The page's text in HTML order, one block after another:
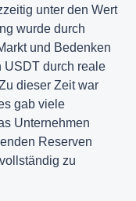
unter den Wert
wurde durch
und Bedenken
USDT durch reale
dieser Zeit war
gab viele
Unternehmen
Reserven
zu